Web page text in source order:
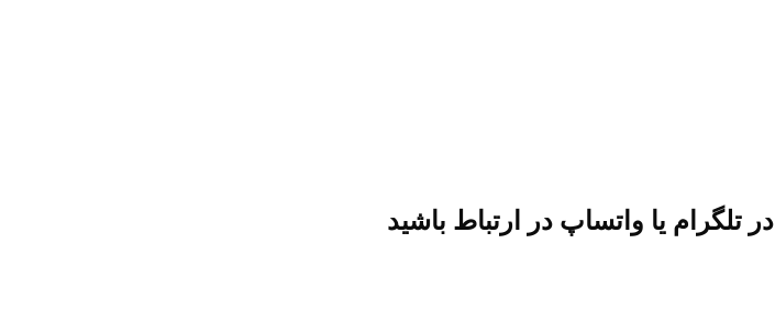
در تلگرام یا واتساپ در ارتباط باشید